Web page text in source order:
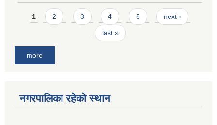
Pages
1 2 3 4 5 next ›
last »
more
नगरपालिका रहेको स्थान